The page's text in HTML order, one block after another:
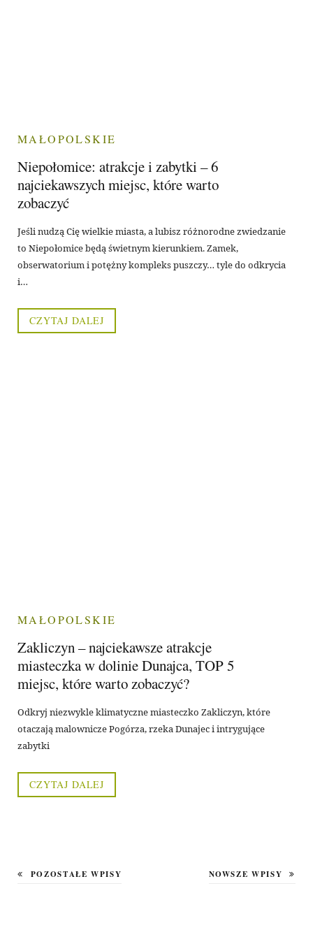
MAŁOPOLSKIE
Niepołomice: atrakcje i zabytki – 6
najciekawszych miejsc, które warto
zobaczyć
Jeśli nudzą Cię wielkie miasta, a lubisz różnorodne zwiedzanie
to Niepołomice będą świetnym kierunkiem. Zamek,
obserwatorium i potężny kompleks puszczy… tyle do odkrycia
i…
CZYTAJ DALEJ
MAŁOPOLSKIE
Zakliczyn – najciekawsze atrakcje
miasteczka w dolinie Dunajca, TOP 5
miejsc, które warto zobaczyć?
Odkryj niezwykle klimatyczne miasteczko Zakliczyn, które
otaczają malownicze Pogórza, rzeka Dunajec i intrygujące
zabytki
CZYTAJ DALEJ
POZOSTAŁE WPISY NOWSZE WPISY